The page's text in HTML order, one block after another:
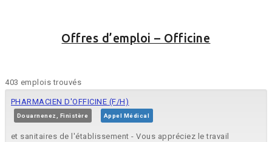
Offres d’emploi – Officine
403 emplois trouvés
PHARMACIEN D'OFFICINE (F/H)
Douarnenez, Finistère Appel Médical
et sanitaires de l'établissement - Vous appréciez le travail